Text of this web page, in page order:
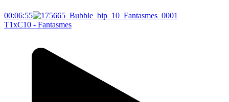
00:06:55
T1xC10 - Fantasmes